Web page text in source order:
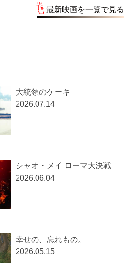
最新映画を一覧で見る
大統領のケーキ
2026.07.14
シャオ・メイ ローマ大決戦
2026.06.04
幸せの、忘れもの。
2026.05.15